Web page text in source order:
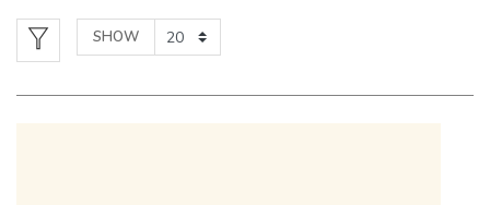
SHOW